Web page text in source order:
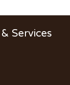
Services